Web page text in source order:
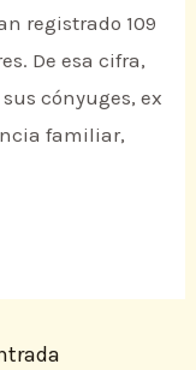
registrado 109
De esa cifra,
cónyuges, ex
familiar,